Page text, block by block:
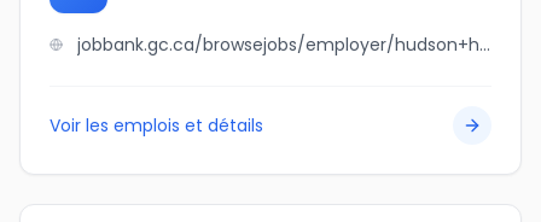
jobbank.gc.ca/browsejobs/employer/hudson+hope+tempo+gas+bar/ca
Voir les emplois et détails